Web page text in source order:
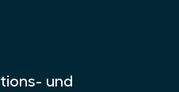
und